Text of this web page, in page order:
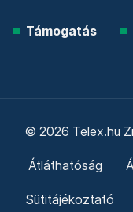
Támogatás
© 2026 Telex.hu
Átláthatóság
Sütitájékoztató